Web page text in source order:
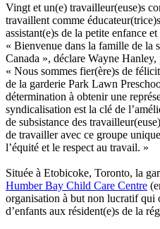
Vingt et un(e) travailleur(euse)s
travaillent comme
assistant(e)s de la petite enfance
« Bienvenue dans la famille de
Canada », déclare Wayne
« Nous sommes fier(ère)s de
de la garderie Park Lawn
détermination à obtenir une
syndicalisation est la clé de
de subsistance des
de travailler avec ce groupe
l’équité et le respect au travail. »
Située à Etobicoke, Toronto, la
Humber Bay Child Care Centre
organisation à but non lucratif qui
d’enfants aux résident(e)s de la